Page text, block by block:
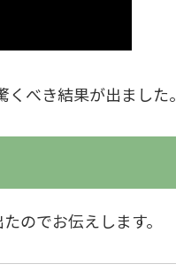
べき結果が出ました。
のでお伝えします。